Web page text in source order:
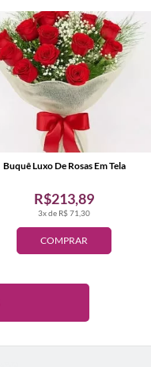
COMPRAR
3x de R$ 71,30
R$213,89
Buquê Luxo De Rosas Em Tela